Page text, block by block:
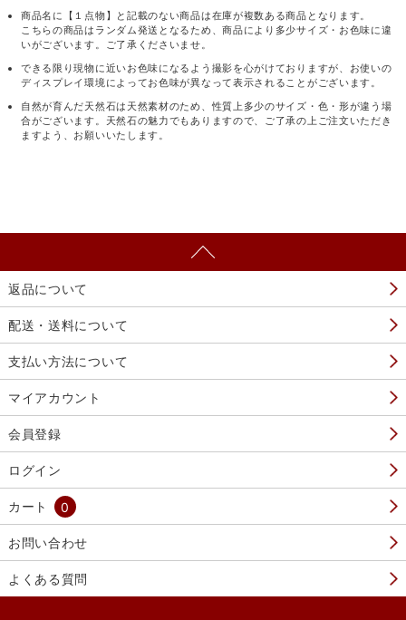
商品名に【１点物】と記載のない商品は在庫が複数ある商品となります。
こちらの商品はランダム発送となるため、商品により多少サイズ・お色味に違
いがございます。ご了承くださいませ。
できる限り現物に近いお色味になるよう撮影を心がけておりますが、お使いの
ディスプレイ環境によってお色味が異なって表示されることがございます。
自然が育んだ天然石は天然素材のため、性質上多少のサイズ・色・形が違う場
合がございます。天然石の魅力でもありますので、ご了承の上ご注文いただき
ますよう、お願いいたします。
返品について
配送・送料について
支払い方法について
マイアカウント
会員登録
ログイン
カート 0
お問い合わせ
よくある質問